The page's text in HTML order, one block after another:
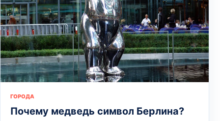
ГОРОДА
Почему медведь символ Берлина?